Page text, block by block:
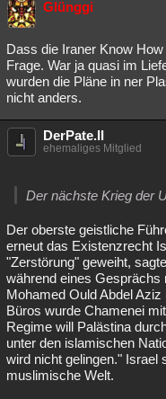
Glünggi
Dass die Iraner Know
Frage. War ja quasi im
wurden die Pläne in ner
nicht anders.
DerPate.II
ehemaliges Mitglied
Der nächste Krieg der
Der oberste geistliche
erneut das Existenzrecht
"Zerstörung" geweiht,
während eines
Mohamed Ould Abdel
Büros wurde Chamenei
Regime will Palästina
unter den islamischen
wird nicht gelingen." Israel
muslimische Welt.